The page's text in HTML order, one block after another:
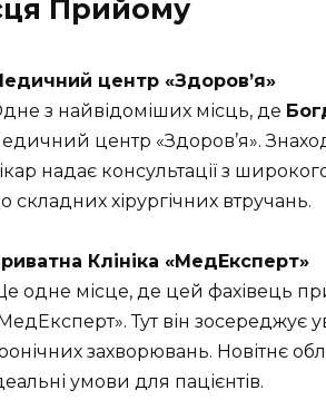
Прийому
центр «Здоров’я»
з найвідоміших місць, де
центр «Здоров’я».
надає консультації з
складних хірургічних втручань.
Клініка «МедЕксперт»
одне місце, де цей фахівець
Тут він зосереджує
захворювань. Новітнє
умови для пацієнтів.